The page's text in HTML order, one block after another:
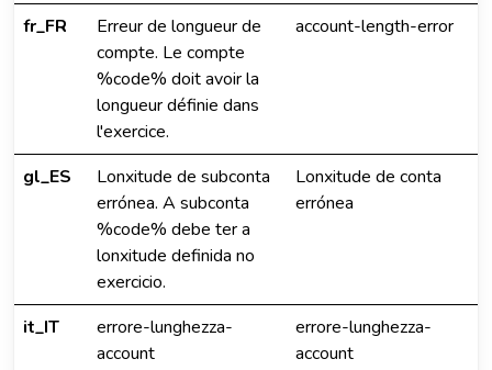
fr_FR
Erreur de longueur de
compte. Le compte
%code% doit avoir la
longueur définie dans
l'exercice.
account-length-error
gl_ES
Lonxitude de subconta
errónea. A subconta
%code% debe ter a
lonxitude definida no
exercicio.
Lonxitude de conta
errónea
it_IT
errore-lunghezza-
account
errore-lunghezza-
account